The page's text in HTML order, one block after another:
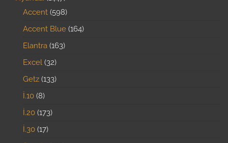
Accent 598
Accent Blue 164
Elantra 163
Excel 32
Getz 133
İ.10 8
İ.20 173
İ.30 17